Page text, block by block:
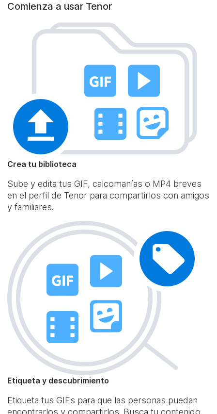
Comienza a usar Tenor
Crea tu biblioteca
Sube y edita tus GIF, calcomanías o MP4 breves
en el perfil de Tenor para compartirlos con amigos
y familiares.
Etiqueta y descubrimiento
Etiqueta tus GIFs para que las personas puedan
encontrarlos y compartirlos. Busca tu contenido